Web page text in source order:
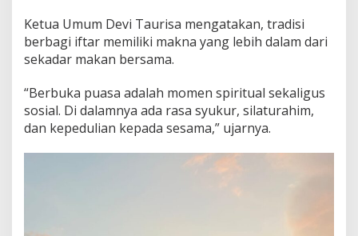
Ketua Umum Devi Taurisa mengatakan, tradisi
berbagi iftar memiliki makna yang lebih dalam dari
sekadar makan bersama.
“Berbuka puasa adalah momen spiritual sekaligus
sosial. Di dalamnya ada rasa syukur, silaturahim,
dan kepedulian kepada sesama,” ujarnya.